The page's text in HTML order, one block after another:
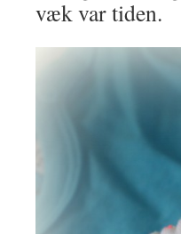
væk var tiden.